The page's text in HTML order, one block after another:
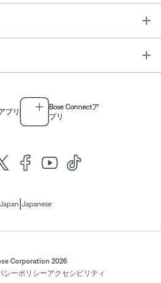
プリ
Bose Connectア
プリ
Japan Japanese
Corporation 2026
シーポリシーアクセシビリティ